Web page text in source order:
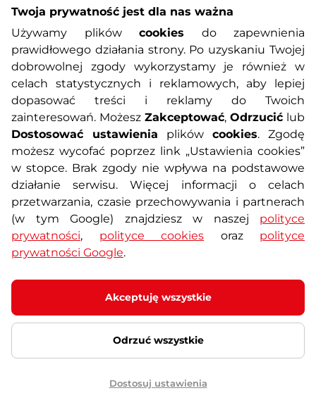
Prezent 51,90 zł
Dostępny – 12.8. u Ciebie
Szczegóły
Prezent
Piłka gimnastyczna / fitness 55
cm inSPORTline Lite Ball ∙
powierzchnia antypoślizgowa ∙
maks. obciążenie 200 kg -
Niebieski
4.9 (8)
Piłka gimnastyczna o uniwersalnym
zastosowaniu do ćwiczeń fitness,
cardio, …
51,90 zł
Szczegóły
cm inSPORTline Lite Ball ∙
Czarny
Twoja prywatność jest dla nas ważna
Używamy plików cookies do zapewnienia
prawidłowego działania strony. Po uzyskaniu Twojej
dobrowolnej zgody wykorzystamy je również w
celach statystycznych i reklamowych, aby lepiej
dopasować treści i reklamy do Twoich
zainteresowań. Możesz Zakceptować, Odrzucić lub
Dostosować ustawienia plików cookies. Zgodę
możesz wycofać poprzez link „Ustawienia cookies”
w stopce. Brak zgody nie wpływa na podstawowe
działanie serwisu. Więcej informacji o celach
przetwarzania, czasie przechowywania i partnerach
(w tym Google) znajdziesz w naszej polityce
prywatności, polityce cookies oraz polityce
prywatności Google.
Akceptuję wszystkie
Odrzuć wszystkie
Dostosuj ustawienia